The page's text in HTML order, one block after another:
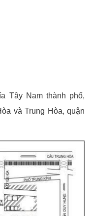
Tây Nam thành phố,
và Trung Hòa, quận